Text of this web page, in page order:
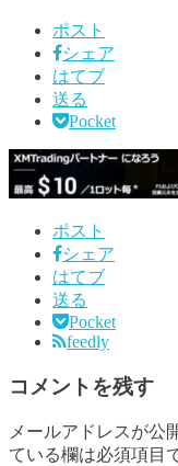
ポスト
シェア
はてブ
送る
Pocket
ポスト
シェア
はてブ
送る
Pocket
feedly
コメントを残す
メールアドレスが公
ている欄は必須項目